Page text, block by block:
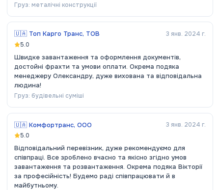
Груз: металічні конструкції
🇺🇦 Топ Карго Транс, ТОВ
3 янв. 2024 г.
5.0
Швидке завантаження та оформлення документів,
достойні фрахти та умови оплати. Окрема подяка
менеджеру Олександру, дуже вихована та відповідальна
людина!
Груз: будівельні суміші
🇺🇦 Комфортранс, ООО
3 янв. 2024 г.
5.0
Відповідальний перевізник, дуже рекомендуємо для
співпраці. Все зроблено вчасно та якісно згідно умов
завантаження та розвантаження. Окрема подяка Вікторії
за професійність! Будемо раді співпрацювати й в
майбутньому.